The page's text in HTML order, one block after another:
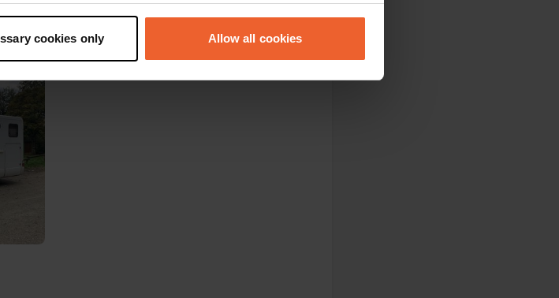
can be accurate to within several meters
and set your preferences in the
social media features and to analyse our traffic. We also share
advertising and analytics partners who may combine it with
collected from your use of their services.
cookies only Allow all cookies